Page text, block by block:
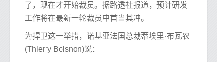
了，现在才开始裁员。据路透社报道，预计研发
工作将在最新一轮裁员中首当其冲。
为捍卫这一举措，诺基亚法国总裁蒂埃里·布瓦农
(Thierry Boisnon)说：